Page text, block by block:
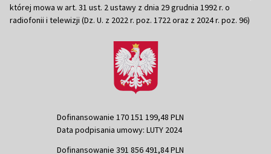
której mowa w art. 31 ust. 2 ustawy z dnia 29 grudnia 1992 r. o
radiofonii i telewizji (Dz. U. z 2022 r. poz. 1722 oraz z 2024 r. poz. 96)
Dofinansowanie 170 151 199,48 PLN
Data podpisania umowy: LUTY 2024
Dofinansowanie 391 856 491,84 PLN